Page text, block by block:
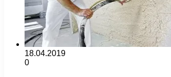
18.04.2019
0